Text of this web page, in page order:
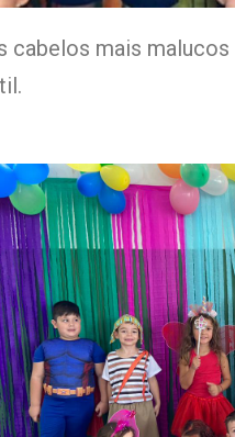
mais